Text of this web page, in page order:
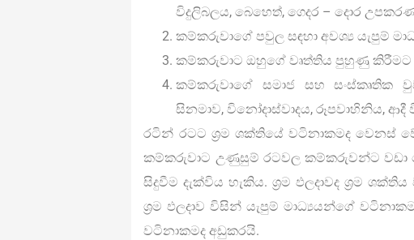
විදුලිබලය, බෙහෙත්, ගෙදර – දොර
කම්කරුවාගේ පවුල සඳහා අවශ්‍ය යැපුම්
කම්කරුවාට ඔහුගේ වෘත්තිය පුහුණු කිරීමට
කම්කරුවාගේ සමාජ සහ සංස්කෘතික
සිනමාව, විනෝදාස්වාදය, රූපවාහිනිය, ආදී
රටින් රටට ශ්‍රම ශක්තියේ වටිනාකමද වෙනස්
කම්කරුවාට උණුසුම් රටවල කම්කරුවන්ට වඩා
සිදුවීම දැක්විය හැකිය. ශ්‍රම ඵලදාවද ශ්‍රම
ශ්‍රම ඵලදාව විසින් යැපුම් මාධ්‍යයන්ගේ
වටිනාකමද අඩුකරයි.